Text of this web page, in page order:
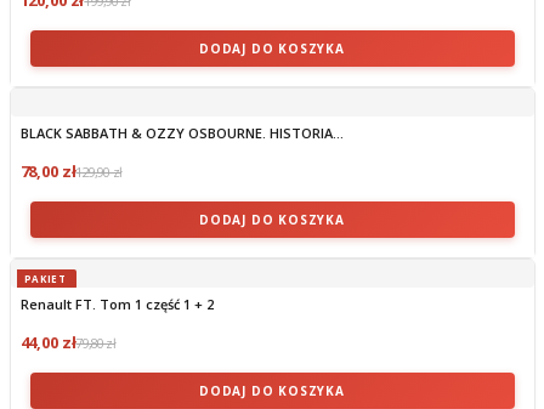
DODAJ DO KOSZYKA
BLACK SABBATH & OZZY OSBOURNE. HISTORIA...
78,00 zł129,90 zł
DODAJ DO KOSZYKA
PAKIET
Renault FT. Tom 1 część 1 + 2
44,00 zł79,80 zł
DODAJ DO KOSZYKA